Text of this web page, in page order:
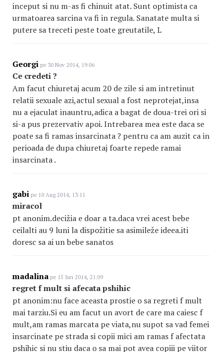
inceput si nu m-as fi chinuit atat. Sunt optimista ca
urmatoarea sarcina va fi in regula. Sanatate multa si
putere sa treceti peste toate greutatile, L
Georgi pe 30 Nov 2014, 19:06
Ce credeti ?
Am facut chiuretaj acum 20 de zile si am intretinut
relatii sexuale azi,actul sexual a fost neprotejat,insa
nu a ejaculat inauntru,adica a bagat de doua-trei ori si
si-a pus prezervativ apoi. Intrebarea mea este daca se
poate sa fi ramas insarcinata ? pentru ca am auzit ca in
perioada de dupa chiuretaj foarte repede ramai
insarcinata .
gabi pe 10 Aug 2014, 13:11
miracol
pt anonim.decižia e doar a ta.daca vrei acest bebe
ceilalti au 9 luni la dispožitie sa asimileže ideea.iti
doresc sa ai un bebe sanatos
madalina pe 15 Iun 2014, 21:09
regret f mult si afecata pshihic
pt anonim:nu face aceasta prostie o sa regreti f mult
mai tarziu.Si eu am facut un avort de care ma caiesc f
mult,am ramas marcata pe viata,nu supot sa vad femei
insarcinate pe strada si copii mici am ramas f afectata
pshihic si nu stiu daca o sa mai pot avea copiii pe viitor